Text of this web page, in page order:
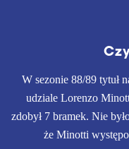
W sezonie 88/89 tytuł
udziale Lorenzo
zdobył 7 bramek. Nie
że Minotti